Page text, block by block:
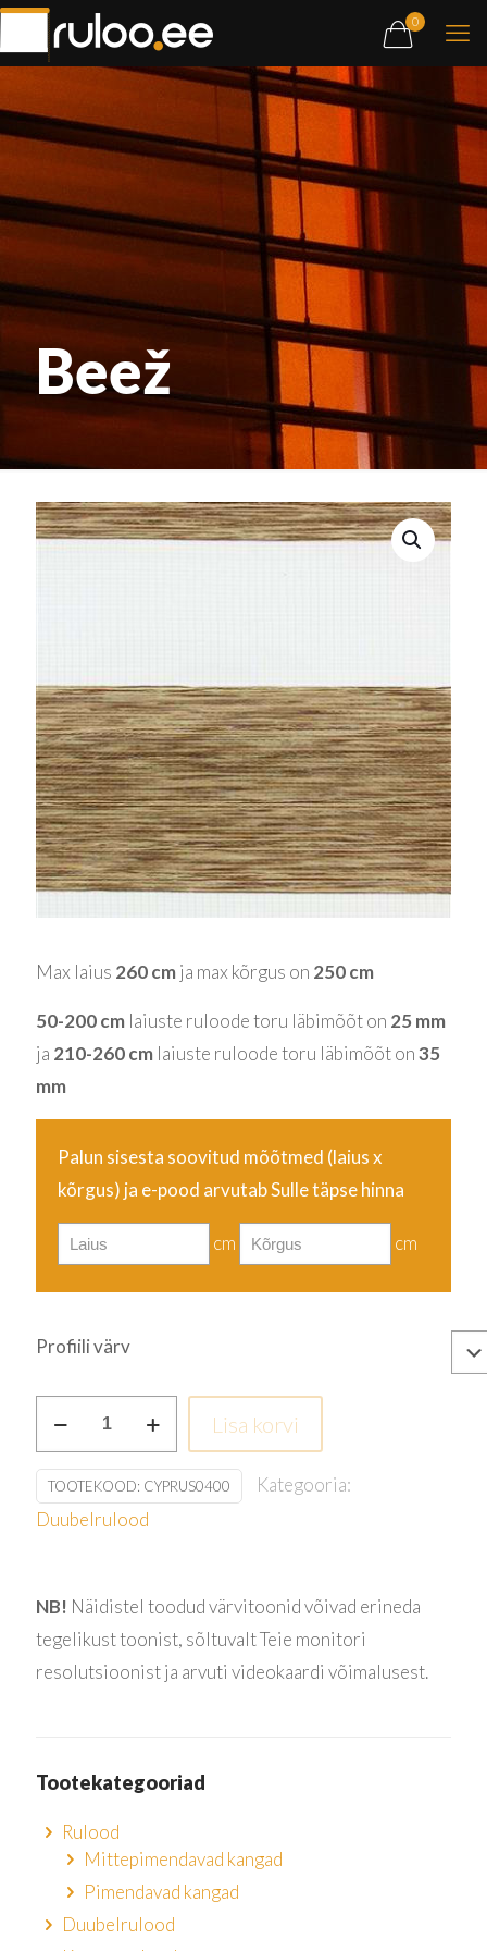
0
Beež
Max laius 260 cmja max kõrgus on 250 cm
50-200 cm laiuste ruloode toru läbimõõt on 25 mm
ja 210-260 cm laiuste ruloode toru läbimõõt on35
mm
Palun sisesta soovitud mõõtmed (laiusx
kõrgus) ja e-pood arvutab Sulle täpse hinna
cm cm
Profiili värv
Lisa korvi
TOOTEKOOD: CYPRUS0400
Kategooria:
Duubelrulood
NB! Näidistel toodud värvitoonid võivad erineda
tegelikust toonist, sõltuvalt Teie monitori
resolutsioonist ja arvuti videokaardi võimalusest.
Tootekategooriad
Rulood
Mittepimendavad kangad
Pimendavad kangad
Duubelrulood